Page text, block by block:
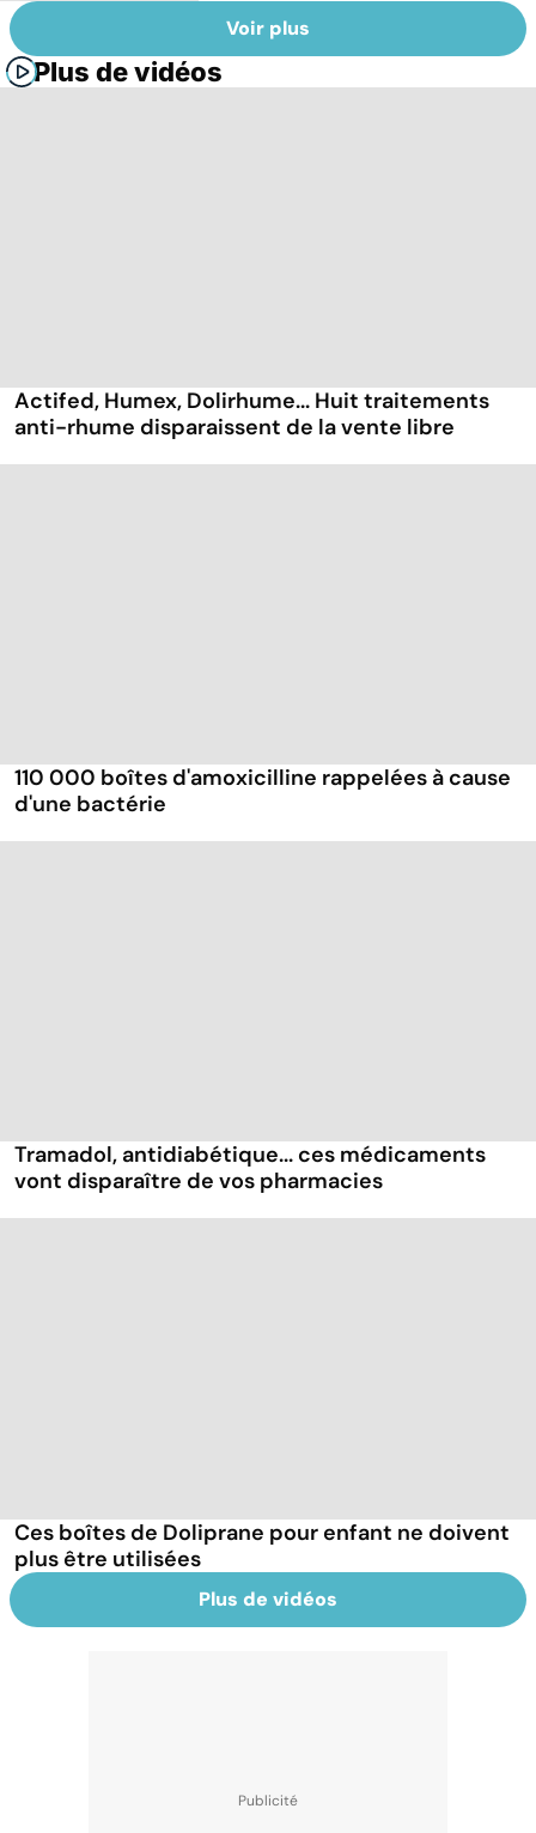
Voir plus
Plus de vidéos
Actifed, Humex, Dolirhume... Huit traitements
anti-rhume disparaissent de la vente libre
110 000 boîtes d'amoxicilline rappelées à cause
d'une bactérie
Tramadol, antidiabétique... ces médicaments
vont disparaître de vos pharmacies
Ces boîtes de Doliprane pour enfant ne doivent
plus être utilisées
Plus de vidéos